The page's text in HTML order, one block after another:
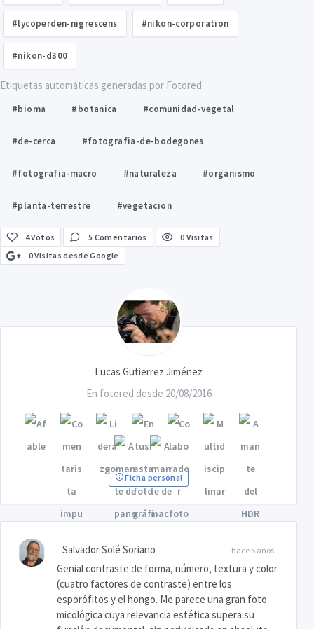
#lycoperden-nigrescens #nikon-corporation
#nikon-d300
Etiquetas automáticas generadas por Fotored:
#bioma #botanica #comunidad-vegetal
#de-cerca #fotografia-de-bodegones
#fotografia-macro #naturaleza #organismo
#planta-terrestre #vegetacion
4Votos 5 Comentarios
0 Visitas
0 Visitas desde Google
Lucas Gutierrez Jiménez
En fotored desde 20/08/2016
Ficha personal
hace 5 años
Salvador Solé Soriano
Genial contraste de forma, número, textura y color
(cuatro factores de contraste) entre los
esporófitos y el hongo. Me parece una gran foto
micológica cuya relevancia estética supera su